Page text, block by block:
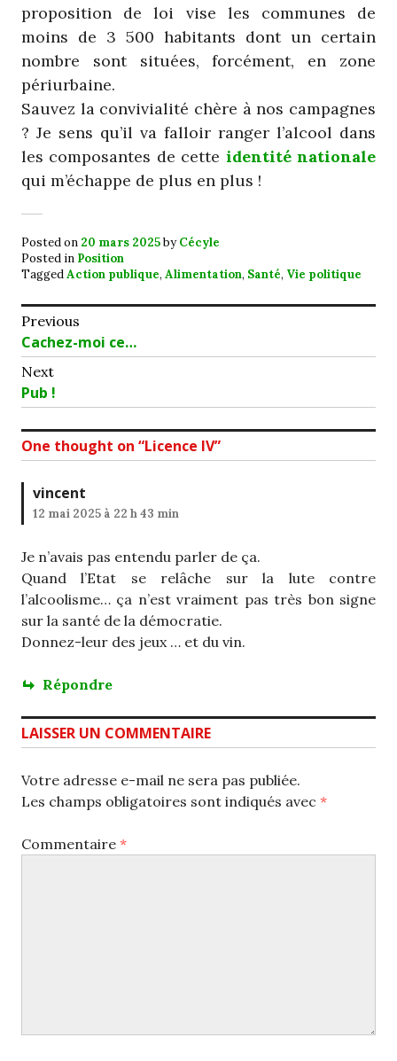
proposition de loi vise les communes de
moins de 3 500 habitants dont un certain
nombre sont situées, forcément, en zone
périurbaine.
Sauvez la convivialité chère à nos campagnes
? Je sens qu’il va falloir ranger l’alcool dans
les composantes de cette identité nationale
qui m’échappe de plus en plus !
Posted on 20 mars 2025byCécyle
Posted in Position
TaggedAction publique, Alimentation, Santé, Vie politique
Navigation
de
l’article
Previous
Previous
post:
Cachez-moi ce…
Next
Next
post:
Pub !
One thought on “Licence IV”
vincent
12 mai 2025 à 22 h 43 min
Je n’avais pas entendu parler de ça.
Quand l’Etat se relâche sur la lute contre
l’alcoolisme… ça n’est vraiment pas très bon signe
sur la santé de la démocratie.
Donnez-leur des jeux … et du vin.
Répondre
LAISSER UN COMMENTAIRE
Votre adresse e-mail ne sera pas publiée.
Les champs obligatoires sont indiqués avec *
Commentaire *